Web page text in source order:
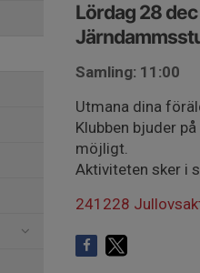
Lördag 28
Samling: 11:00
Utmana dina
Klubben bjuder
möjligt.
Aktiviteten sker i
241228